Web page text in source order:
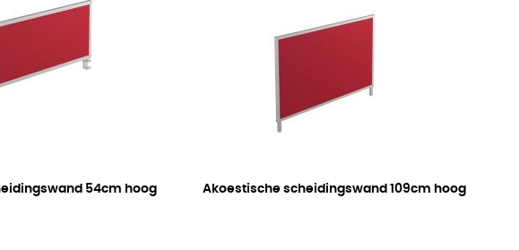
54cm hoog Akoestische scheidingswand109cm hoog